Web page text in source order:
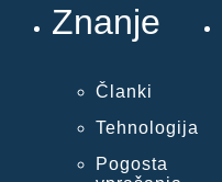
Znanje
Članki
Tehnologija
Pogosta